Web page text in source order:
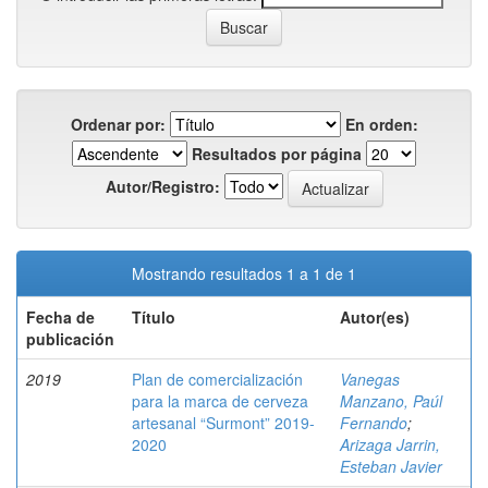
Ordenar por:
En orden:
Resultados por página
Autor/Registro:
Mostrando resultados 1 a 1 de 1
Fecha de
publicación
Título Autor(es)
2019
Plan de comercialización
para la marca de cerveza
artesanal “Surmont” 2019-
2020
Vanegas
Manzano, Paúl
Fernando;
Arizaga Jarrin,
Esteban Javier